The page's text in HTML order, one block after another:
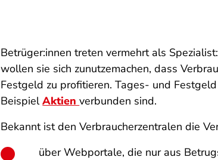
Betrüger:innen treten vermehrt als
wollen sie sich zunutzemachen, dass
Festgeld zu profitieren. Tages- und
BeispielAktienverbunden sind.
Bekannt ist den Verbraucherzentralen die
über Webportale, die nur aus